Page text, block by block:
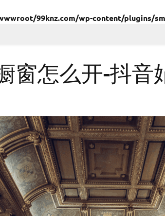
99knz.com/wp-content/plugins/
窗怎么开-抖音